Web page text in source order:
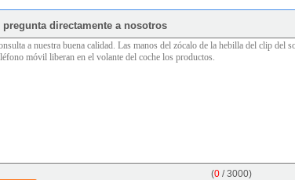
pregunta directamente a nosotros
(0 / 3000)